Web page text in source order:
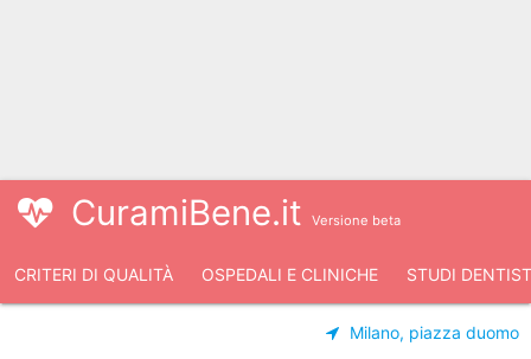
CuramiBene.it Versione beta
CRITERI DI QUALITÀ OSPEDALI E CLINICHE STUDI
Milano, piazza duomo